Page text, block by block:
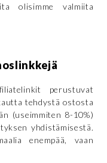
olisimme valmiita
perustuvat
tehdystä ostosta
(useimmiten 8-10%)
yhdistämisestä.
enempää, vaan